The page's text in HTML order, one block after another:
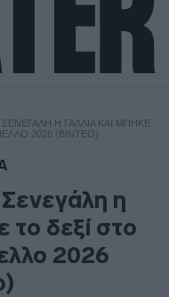
ΣΕΝΕΓΆΛΗ Η ΓΑΛΛΊΑ ΚΑΙ ΜΠΉΚΕ
2026 (ΒΊΝΤΕΟ)
η
το δεξί στο
2026